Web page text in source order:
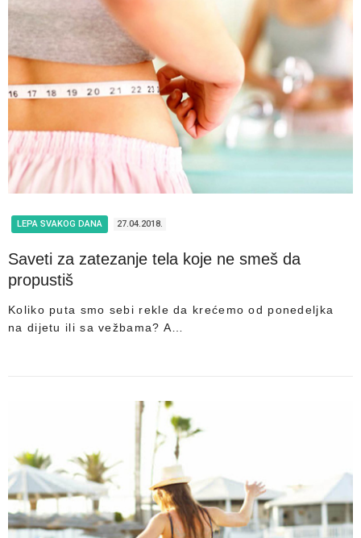
LEPA SVAKOG DANA 27.04.2018.
Saveti za zatezanje tela koje ne smeš da
propustiš
Koliko puta smo sebi rekle da krećemo od ponedeljka
na dijetu ili sa vežbama? A…